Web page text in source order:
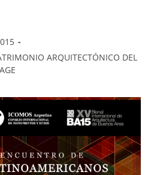
ARQUITECTÓNICO DEL